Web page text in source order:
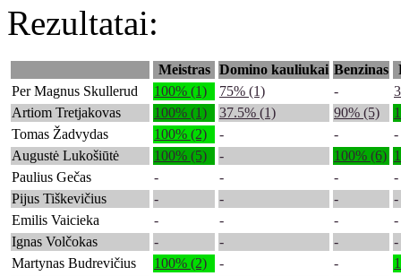
Rezultatai:
Meistras Domino kauliukai Benzinas
Per Magnus Skullerud
100% (1) 75% (1) -
Artiom Tretjakovas
100% (1) 37.5% (1) 90% (5)
Tomas Žadvydas
100% (2) - -
-
Augustė Lukošiūtė
100% (5) - 100% (6)
Paulius Gečas
- - -
-
Pijus Tiškevičius
- - -
-
Emilis Vaicieka
- - -
-
Ignas Volčokas
- - -
-
Martynas Budrevičius
100% (2) - -